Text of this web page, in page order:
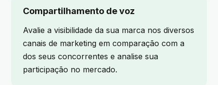
Compartilhamento de voz
Avalie a visibilidade da sua marca nos diversos
canais de marketing em comparação com a
dos seus concorrentes e analise sua
participação no mercado.